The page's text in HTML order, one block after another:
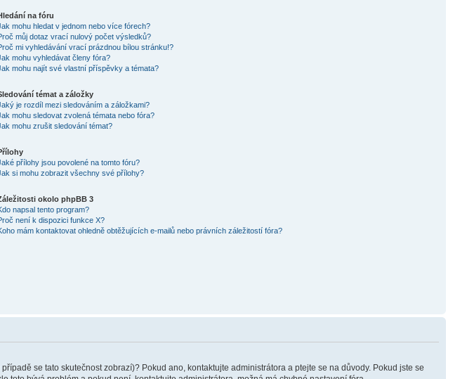
na fóru
mohu hledat v jednom nebo více fórech?
můj dotaz vrací nulový počet výsledků?
mi vyhledávání vrací prázdnou bílou stránku!?
mohu vyhledávat členy fóra?
mohu najít své vlastní příspěvky a témata?
témat a záložky
je rozdíl mezi sledováním a záložkami?
mohu sledovat zvolená témata nebo fóra?
mohu zrušit sledování témat?
přílohy jsou povolené na tomto fóru?
si mohu zobrazit všechny své přílohy?
okolo phpBB 3
napsal tento program?
není k dispozici funkce X?
mám kontaktovat ohledně obtěžujících e-mailů nebo právních záležitostí fóra?
se tato skutečnost zobrazí)? Pokud ano, kontaktujte administrátora a ptejte se na důvody. Pokud jste se